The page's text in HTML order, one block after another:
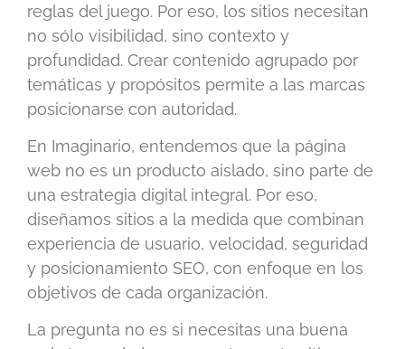
reglas del juego. Por eso, los sitios necesitan
no sólo visibilidad, sino contexto y
profundidad. Crear contenido agrupado por
temáticas y propósitos permite a las marcas
posicionarse con autoridad.
En Imaginario, entendemos que la página
web no es un producto aislado, sino parte de
una estrategia digital integral. Por eso,
diseñamos sitios a la medida que combinan
experiencia de usuario, velocidad, seguridad
y posicionamiento SEO, con enfoque en los
objetivos de cada organización.
La pregunta no es si necesitas una buena